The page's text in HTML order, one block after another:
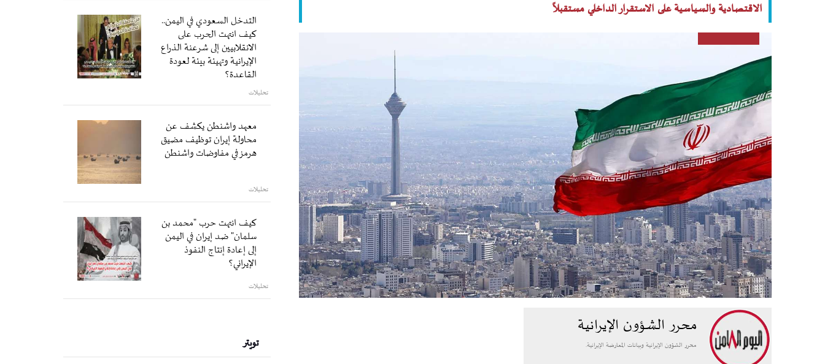
الاقتصادية والسياسية على الاستقرار الداخلي مستقبلاً
محرر الشؤون الإيرانية
محرر الشؤون الإيرانية وبيانات المعارضة الإيرانية.
التدخل السعودي في اليمن..
كيف انتهت الحرب على
الانقلابيين إلى شرعنة الذراع
الإيرانية وتهيئة بيئة لعودة
القاعدة؟
تحليلات
معهد واشنطن يكشف عن
محاولة إيران توظيف مضيق
هرمز في مفاوضات واشنطن
تحليلات
كيف انتهت حرب "محمد بن
سلمان" ضد إيران في اليمن
إلى إعادة إنتاج النفوذ
الإيراني؟
تحليلات
تويتر